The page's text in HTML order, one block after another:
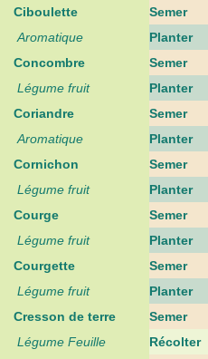
Ciboulette
Semer
Aromatique
Planter
Concombre
Semer
Légume fruit
Planter
Coriandre
Semer
Aromatique
Planter
Cornichon
Semer
Légume fruit
Planter
Courge
Semer
Légume fruit
Planter
Courgette
Semer
Légume fruit
Planter
Cresson de terre
Semer
Légume Feuille
Récolter